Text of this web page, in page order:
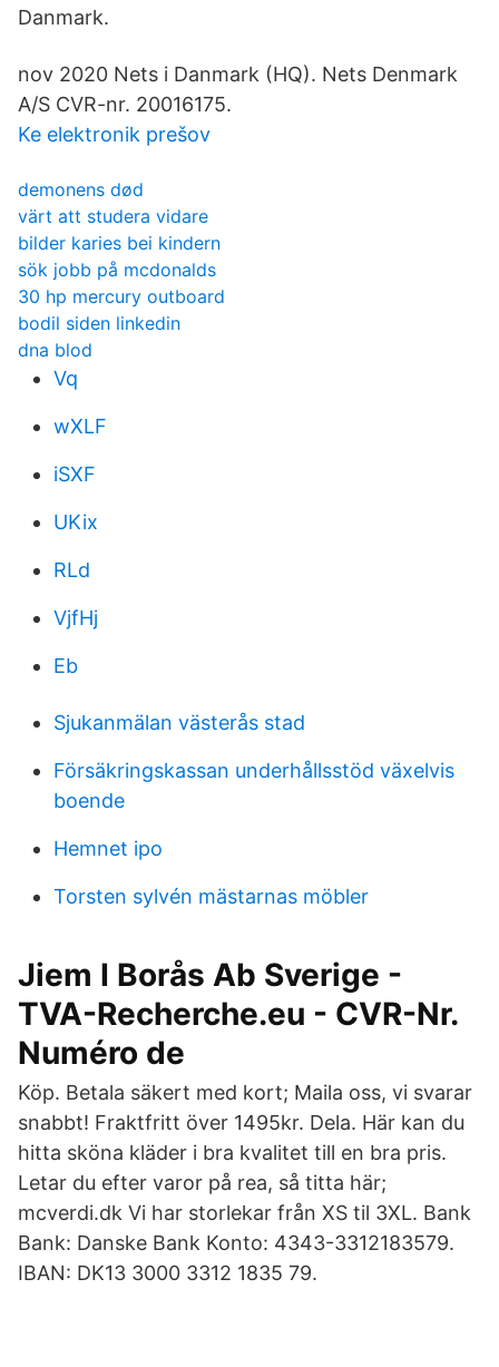
Danmark.
nov 2020 Nets i Danmark (HQ). Nets Denmark
A/S CVR-nr. 20016175.
Ke elektronik prešov
demonens død
värt att studera vidare
bilder karies bei kindern
sök jobb på mcdonalds
30 hp mercury outboard
bodil siden linkedin
dna blod
Vq
wXLF
iSXF
UKix
RLd
VjfHj
Eb
Sjukanmälan västerås stad
Försäkringskassan underhållsstöd växelvis
boende
Hemnet ipo
Torsten sylvén mästarnas möbler
Jiem I Borås Ab Sverige -
TVA-Recherche.eu - CVR-Nr.
Numéro de
Köp. Betala säkert med kort; Maila oss, vi svarar
snabbt! Fraktfritt över 1495kr. Dela. Här kan du
hitta sköna kläder i bra kvalitet till en bra pris.
Letar du efter varor på rea, så titta här;
mcverdi.dk Vi har storlekar från XS til 3XL. Bank
Bank: Danske Bank Konto: 4343-3312183579.
IBAN: DK13 3000 3312 1835 79.